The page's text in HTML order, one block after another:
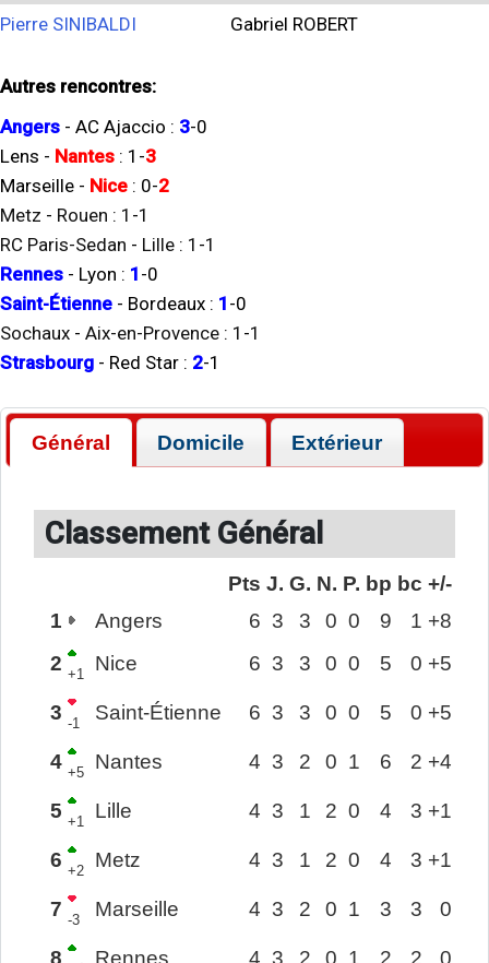
Pierre SINIBALDI Gabriel ROBERT
Autres rencontres:
Angers - AC Ajaccio : 3-0
Lens - Nantes : 1 -3
Marseille - Nice : 0-2
Metz - Rouen : 1 -1
RC Paris-Sedan - Lille : 1 -1
Rennes - Lyon : 1 -0
Saint-Étienne - Bordeaux : 1 -0
Sochaux - Aix-en-Provence : 1 -1
Strasbourg - Red Star : 2-1
Général Domicile Extérieur
Classement Général
Pts J. G. N. P. bp bc +/-
1
Angers 6 3 3 0 0 9 1 +8
2 +1 Nice 6 3 3 0 0 5 0 +5
3 -1 Saint-Étienne 6 3 3 0 0 5 0 +5
4 +5 Nantes 4 3 2 0 1 6 2 +4
5 +1 Lille 4 3 1 2 0 4 3 +1
6 +2 Metz 4 3 1 2 0 4 3 +1
7 -3 Marseille 4 3 2 0 1 3 3 0
8 Rennes 4 3 2 0 1 2 2 0